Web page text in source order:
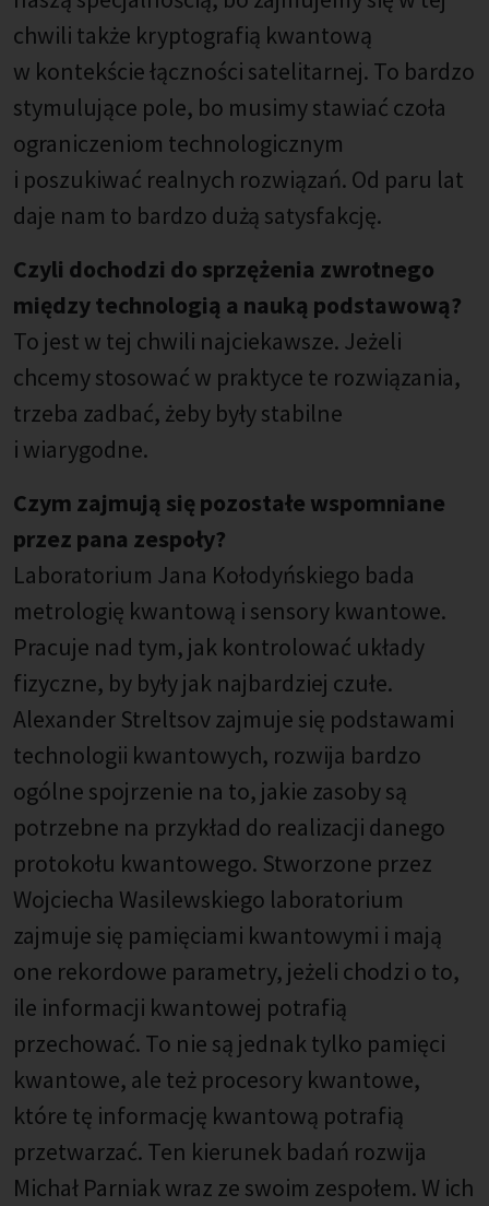
chwili także kryptografią kwantową
w kontekście łączności satelitarnej. To bardzo
stymulujące pole, bo musimy stawiać czoła
ograniczeniom technologicznym
i poszukiwać realnych rozwiązań. Od paru lat
daje nam to bardzo dużą satysfakcję.
Czyli dochodzi do sprzężenia zwrotnego
między technologią a nauką podstawową?
To jest w tej chwili najciekawsze. Jeżeli
chcemy stosować w praktyce te rozwiązania,
trzeba zadbać, żeby były stabilne
i wiarygodne.
Czym zajmują się pozostałe wspomniane
przez pana zespoły?
Laboratorium Jana Kołodyńskiego bada
metrologię kwantową i sensory kwantowe.
Pracuje nad tym, jak kontrolować układy
fizyczne, by były jak najbardziej czułe.
Alexander Streltsov zajmuje się podstawami
technologii kwantowych, rozwija bardzo
ogólne spojrzenie na to, jakie zasoby są
potrzebne na przykład do realizacji danego
protokołu kwantowego. Stworzone przez
Wojciecha Wasilewskiego laboratorium
zajmuje się pamięciami kwantowymi i mają
one rekordowe parametry, jeżeli chodzi o to,
ile informacji kwantowej potrafią
przechować. To nie są jednak tylko pamięci
kwantowe, ale też procesory kwantowe,
które tę informację kwantową potrafią
przetwarzać. Ten kierunek badań rozwija
Michał Parniak wraz ze swoim zespołem. W ich